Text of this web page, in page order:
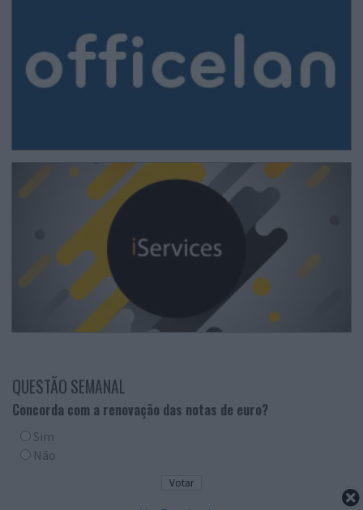
QUESTÃO SEMANAL
Concorda com a renovação das notas de euro?
Sim
Não